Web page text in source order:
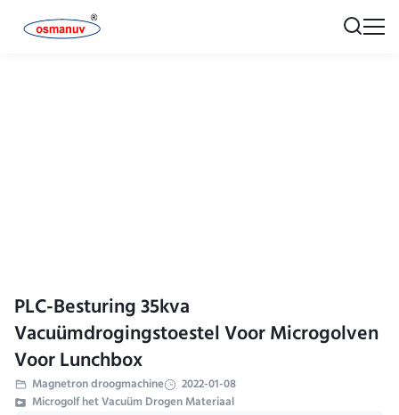
PLC-Besturing 35kva
Vacuümdrogingstoestel Voor Microgolven
Voor Lunchbox
Magnetron droogmachine 2022-01-08
Microgolf het Vacuüm Drogen Materiaal